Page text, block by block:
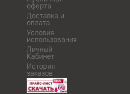
оферта
Доставка и
оплата
Условия
использования
Личный
Кабинет
История
заказов